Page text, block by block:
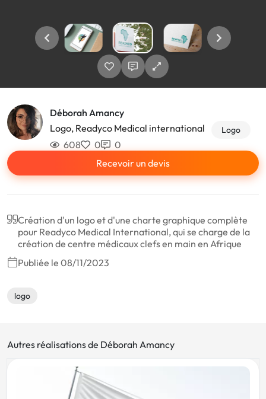
Déborah Amancy
Logo, Readyco Medical international
Logo
608 0
0
Recevoir un devis
Création d'un logo et d'une charte graphique complète
pour Readyco Medical International, qui se charge de la
création de centre médicaux clefs en main en Afrique
Publiée le 08/11/2023
logo
Autres réalisations de Déborah Amancy